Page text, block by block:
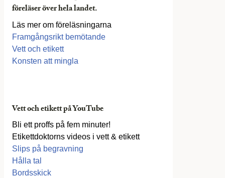
föreläser över hela landet.
Läs mer om föreläsningarna
Framgångsrikt bemötande
Vett och etikett
Konsten att mingla
Vett och etikett på YouTube
Bli ett proffs på fem minuter!
Etikettdoktorns videos i vett & etikett
Slips på begravning
Hålla tal
Bordsskick